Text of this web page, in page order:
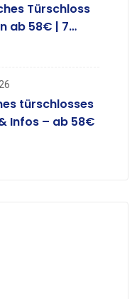
Türschloss
ab 58€ | 7
türschlosses
Infos – ab 58€